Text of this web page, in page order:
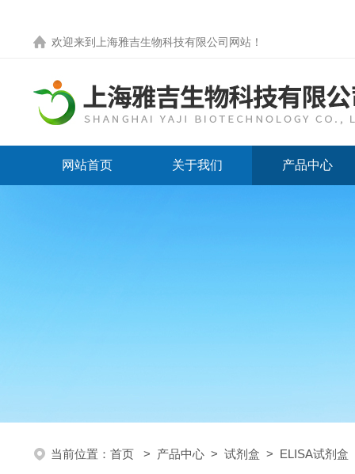
欢迎来到 上海雅吉生物科技有限公司网站 ！
网站首页 关于我们 产品中心
当前位置： 首页 > 产品中心 > 试剂盒 > ELISA试剂盒